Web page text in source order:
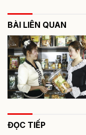
BÀI LIÊN QUAN
ĐỌC TIẾP